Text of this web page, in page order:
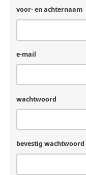
voor- en achternaam
e-mail
wachtwoord
bevestig wachtwoord
achternaam
(laat
een
mens